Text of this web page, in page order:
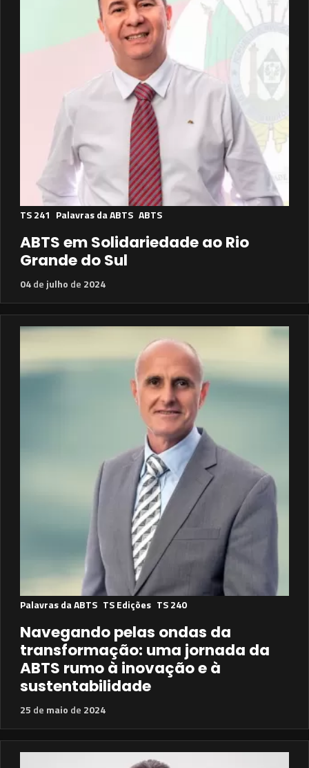
TS 241 Palavras da ABTS ABTS
ABTS em Solidariedade ao Rio
Grande do Sul
04de julho de 2024
Palavras da ABTS TS Edições TS 240
Navegando pelas ondas da
transformação: uma jornada da
ABTS rumo à inovação e à
sustentabilidade
25 de maio de 2024